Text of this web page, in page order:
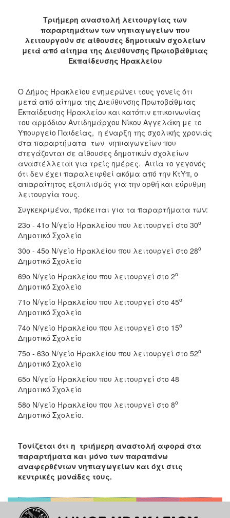
2013
2012
2011
2006
ΤΟΠΟΣ
ΠΟΛΙΤΙΣΜΟΣ
ΑΝΘΕΚΤΙΚΗ
ΠΟΛΗ
Τριήμερη αναστολή λειτουργίας των
παραρτημάτων των νηπιαγωγείων που
λειτουργούν σε αίθουσες δημοτικών σχολείων
μετά από αίτημα της Διεύθυνσης Πρωτοβάθμιας
Εκπαίδευσης Ηρακλείου
Ο Δήμος Ηρακλείου ενημερώνει τους γονείς ότι
μετά από αίτημα της Διεύθυνσης Πρωτοβάθμιας
Εκπαίδευσης Ηρακλείου και κατόπιν επικοινωνίας
του αρμόδιου Αντιδημάρχου Νίκου Αγγελάκη με το
Υπουργείο Παιδείας, η έναρξη της σχολικής χρονιάς
στα παραρτήματα των νηπιαγωγείων που
στεγάζονται σε αίθουσες δημοτικών σχολείων
αναστέλλεται για τρείς ημέρες. Αιτία το γεγονός
ότι δεν έχει παραλειφθεί ακόμα από την ΚτΥπ, ο
απαραίτητος εξοπλισμός για την ορθή και εύρυθμη
λειτουργία τους.
Συγκεκριμένα, πρόκειται για τα παραρτήματα των:
23ο - 41ο Ν/γείο Ηρακλείου που λειτουργεί στο 30ο
Δημοτικό Σχολείο
30ο - 45ο Ν/γείο Ηρακλείου που λειτουργεί στο 28ο
Δημοτικό Σχολείο
69ο Ν/γείο Ηρακλείου που λειτουργεί στο 2ο
Δημοτικό Σχολείο
71ο Ν/γείο Ηρακλείου που λειτουργεί στο 45ο
Δημοτικό Σχολείο
74ο Ν/γείο Ηρακλείου που λειτουργεί στο 15ο
Δημοτικό Σχολείο
75ο - 63ο Ν/γείο Ηρακλείου που λειτουργεί στο 52ο
Δημοτικό Σχολείο
65ο Ν/γείο Ηρακλείου που λειτουργεί στο 48
Δημοτικό Σχολείο
58ο Ν/γείο Ηρακλείου που λειτουργεί στο 8ο
Δημοτικό Σχολείο.
Τονίζεται ότι η τριήμερη αναστολή αφορά στα
παραρτήματα και μόνο των παραπάνω
αναφερθέντων νηπιαγωγείων και όχι στις
κεντρικές μονάδες τους.